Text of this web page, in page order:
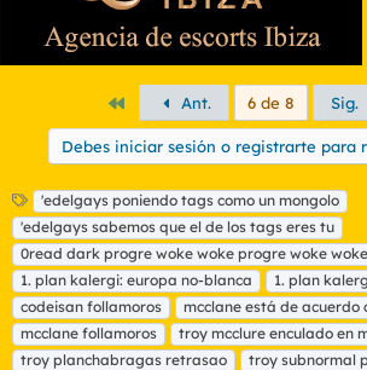
PrimeroAnt. 6 de 8 Sig.
Debes iniciar sesión o registrarte para
E
t
i
q
u
e
t
a
'edelgays poniendo tags como un mongolo
'edelgays sabemos que el de los tags eres tu
0read dark progre woke woke progre woke woke
1. plan kalergi: europa no-blanca
1. plan
codeisan follamoros
mcclane está de acuerdo
mcclane follamoros
troy mcclure enculado en
troy planchabragas retrasao
troy subnormal